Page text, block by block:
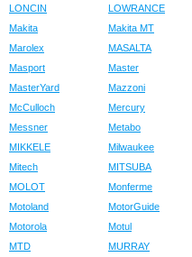
LONCIN
LOWRANCE
Makita
Makita MT
Marolex
MASALTA
Masport
Master
MasterYard
Mazzoni
McCulloch
Mercury
Messner
Metabo
MIKKELE
Milwaukee
Mitech
MITSUBA
MOLOT
Monferme
Motoland
MotorGuide
Motorola
Motul
MTD
MURRAY